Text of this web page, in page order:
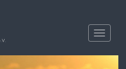
Toggle